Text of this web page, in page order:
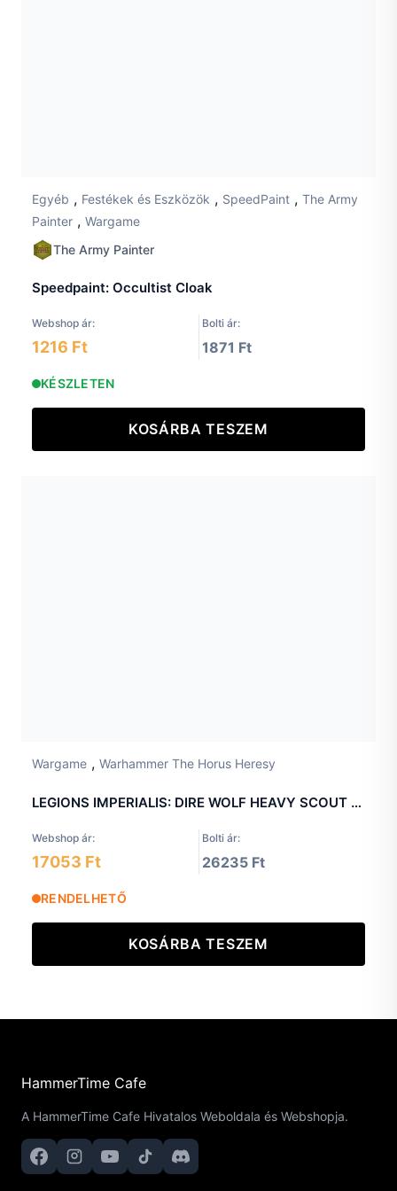
Egyéb , Festékek és Eszközök , SpeedPaint , The Army
Painter , Wargame
The Army Painter
Speedpaint: Occultist Cloak
Webshop ár: Bolti ár:
1216 Ft 1871 Ft
KÉSZLETEN
KOSÁRBA TESZEM
Wargame , Warhammer The Horus Heresy
LEGIONS IMPERIALIS: DIRE WOLF HEAVY SCOUT TITANS
Webshop ár: Bolti ár:
17053 Ft 26235 Ft
RENDELHETŐ
KOSÁRBA TESZEM
HammerTime Cafe
A HammerTime Cafe Hivatalos Weboldala és Webshopja.